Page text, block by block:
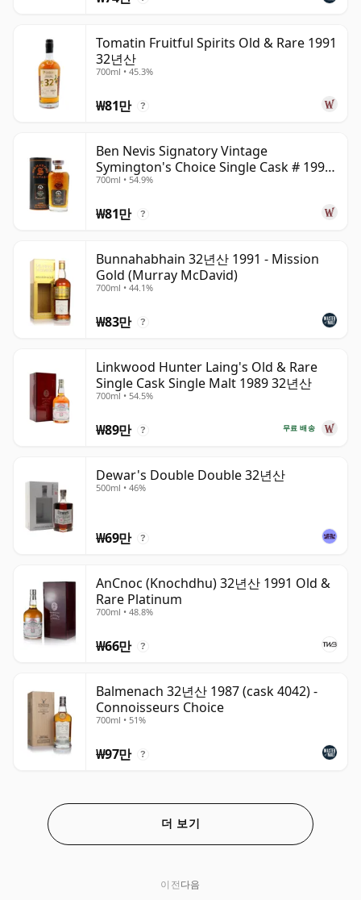
Tomatin Fruitful Spirits Old & Rare 1991
32년산
700ml • 45.3%
₩81만 ?
Ben Nevis Signatory Vintage
Symington's Choice Single Cask # 1991
32년산
700ml • 54.9%
₩81만 ?
Bunnahabhain 32년산 1991 - Mission
Gold (Murray McDavid)
700ml • 44.1%
₩83만 ?
Linkwood Hunter Laing's Old & Rare
Single Cask Single Malt 1989 32년산
700ml • 54.5%
무료 배송
₩89만 ?
Dewar's Double Double 32년산
500ml • 46%
₩69만 ?
AnCnoc (Knochdhu) 32년산 1991 Old &
Rare Platinum
700ml • 48.8%
₩66만 ?
Balmenach 32년산 1987 (cask 4042) -
Connoisseurs Choice
700ml • 51%
₩97만 ?
더 보기
이전다음